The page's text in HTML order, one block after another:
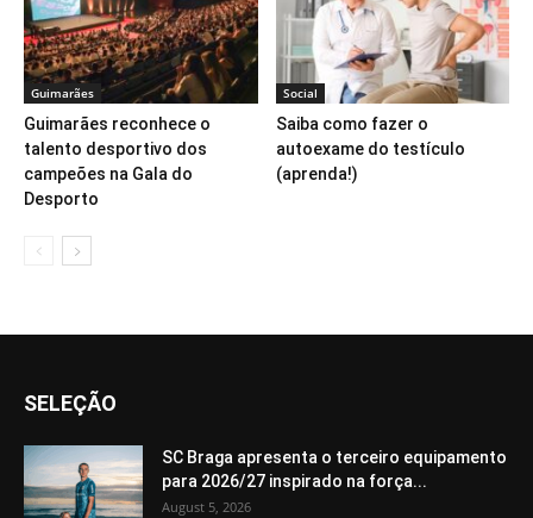
Guimarães
Guimarães reconhece o
talento desportivo dos
campeões na Gala do
Desporto
Social
Saiba como fazer o
autoexame do testículo
(aprenda!)
SELEÇÃO
SC Braga apresenta o terceiro equipamento
para 2026/27 inspirado na força...
August 5, 2026